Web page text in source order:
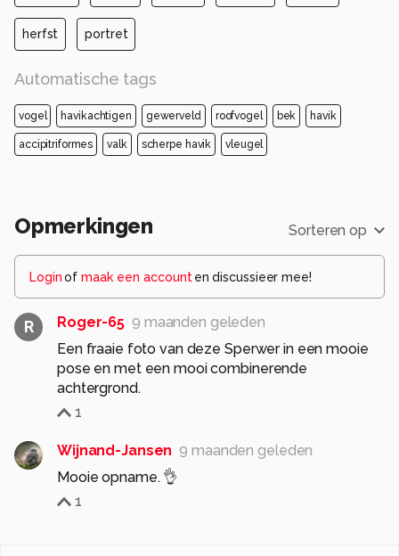
herfst portret
Automatische tags
vogel havikachtigen gewerveld roofvogel bek havik
accipitriformes valk scherpe havik vleugel
Opmerkingen Sorteren op
Loginof maak een account en discussieer mee!
R Roger-65 9 maanden geleden
Een fraaie foto van deze Sperwer in een mooie
pose en met een mooi combinerende
achtergrond.
1
Wijnand-Jansen 9 maanden geleden
Mooie opname. 👌
1